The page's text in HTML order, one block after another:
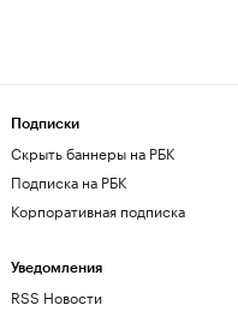
Подписки
Скрыть баннеры на РБК
Подписка на РБК
Корпоративная подписка
Уведомления
RSS Новости